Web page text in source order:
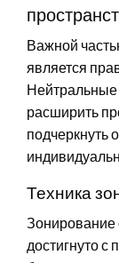
Важной
является
Нейтральные
расширить
подчеркнуть
Техника
Зонирование
достигнуто